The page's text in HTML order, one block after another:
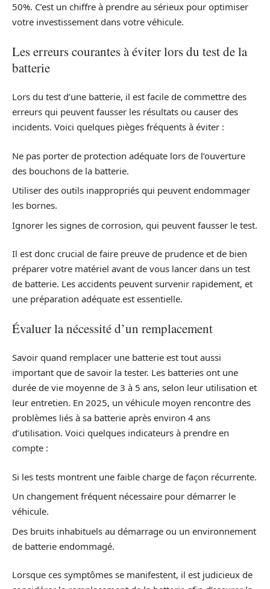
50%. C’est un chiffre à prendre au sérieux pour optimiser
votre investissement dans votre véhicule.
Les erreurs courantes à éviter lors du test de la
batterie
Lors du test d’une batterie, il est facile de commettre des
erreurs qui peuvent fausser les résultats ou causer des
incidents. Voici quelques pièges fréquents à éviter :
Ne pas porter de protection adéquate lors de l’ouverture
des bouchons de la batterie.
Utiliser des outils inappropriés qui peuvent endommager
les bornes.
Ignorer les signes de corrosion, qui peuvent fausser le test.
Il est donc crucial de faire preuve de prudence et de bien
préparer votre matériel avant de vous lancer dans un test
de batterie. Les accidents peuvent survenir rapidement, et
une préparation adéquate est essentielle.
Évaluer la nécessité d’un remplacement
Savoir quand remplacer une batterie est tout aussi
important que de savoir la tester. Les batteries ont une
durée de vie moyenne de 3 à 5 ans, selon leur utilisation et
leur entretien. En 2025, un véhicule moyen rencontre des
problèmes liés à sa batterie après environ 4 ans
d’utilisation. Voici quelques indicateurs à prendre en
compte :
Si les tests montrent une faible charge de façon récurrente.
Un changement fréquent nécessaire pour démarrer le
véhicule.
Des bruits inhabituels au démarrage ou un environnement
de batterie endommagé.
Lorsque ces symptômes se manifestent, il est judicieux de